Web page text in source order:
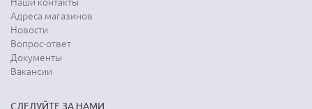
Адреса магазинов
Новости
Вопрос-ответ
Документы
Вакансии
СЛЕДУЙТЕ ЗА НАМИ